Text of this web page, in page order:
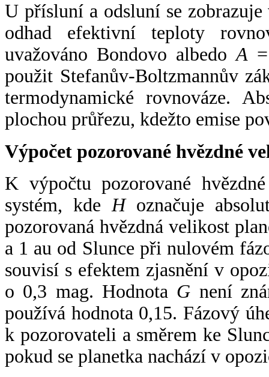
U přísluní a odsluní se
odhad efektivní teploty
uvažováno Bondovo albedoA
použit Stefanův-Boltzmannův
termodynamické rovnováze.
plochou průřezu, kdežto emise
Výpočet pozorované hvězdné
K výpočtu pozorované
systém, kde Hoznačuje
pozorovaná hvězdná velikost
a 1 au od Slunce při nulovém
souvisí s efektem zjasnění v
o 0,3 mag. Hodnota G není
používá hodnota 0,15. Fázový
k pozorovateli a směrem ke
pokud se planetka nachází v